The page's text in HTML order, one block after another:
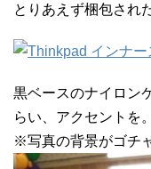
とりあえず梱包され
黒ベースのナイロン
らい、アクセントを。
※写真の背景がゴチ